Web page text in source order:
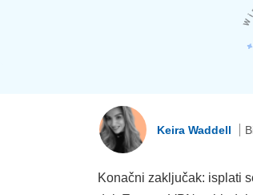
Keira Waddell
Konačni zaključak: isplati